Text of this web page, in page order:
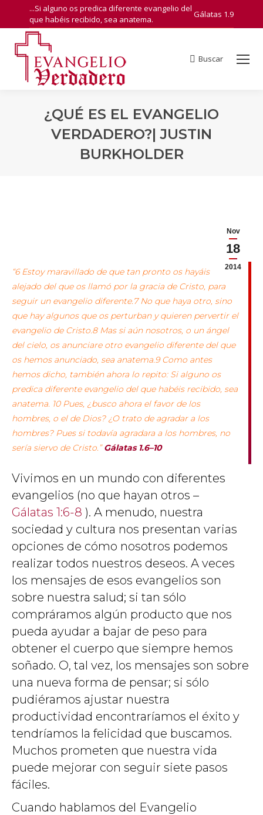
...Si alguno os predica diferente evangelio del
que habéis recibido, sea anatema.
Gálatas 1.9
Search:
Buscar
¿QUÉ ES EL EVANGELIO
VERDADERO?| JUSTIN
BURKHOLDER
Nov
18
2014
“6 Estoy maravillado de que tan pronto os hayáis
alejado del que os llamó por la gracia de Cristo, para
seguir un evangelio diferente.7 No que haya otro, sino
que hay algunos que os perturban y quieren pervertir el
evangelio de Cristo.8 Mas si aún nosotros, o un ángel
del cielo, os anunciare otro evangelio diferente del que
os hemos anunciado, sea anatema.9 Como antes
hemos dicho, también ahora lo repito: Si alguno os
predica diferente evangelio del que habéis recibido, sea
anatema. 10 Pues, ¿busco ahora el favor de los
hombres, o el de Dios? ¿O trato de agradar a los
hombres? Pues si todavía agradara a los hombres, no
sería siervo de Cristo.”Gálatas 1.6–10
Vivimos en un mundo con diferentes
evangelios (no que hayan otros –
Gálatas 1:6-8 ). A menudo, nuestra
sociedad y cultura nos presentan varias
opciones de cómo nosotros podemos
realizar todos nuestros deseos. A veces
los mensajes de esos evangelios son
sobre nuestra salud; si tan sólo
compráramos algún producto que nos
pueda ayudar a bajar de peso para
obtener el cuerpo que siempre hemos
soñado. O, tal vez, los mensajes son sobre
una nueva forma de pensar; si sólo
pudiéramos ajustar nuestra
productividad encontraríamos el éxito y
tendríamos la felicidad que buscamos.
Muchos prometen que nuestra vida
puede mejorar con seguir siete pasos
fáciles.
Cuando hablamos del Evangelio